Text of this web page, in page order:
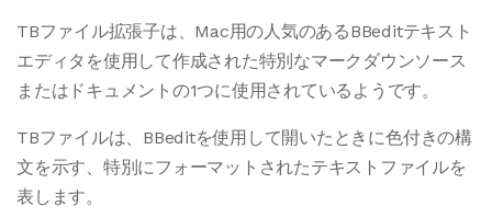
TBファイル拡張子は、Mac用の人気のあるBBeditテキスト
エディタを使用して作成された特別なマークダウンソース
またはドキュメントの1つに使用されているようです。
TBファイルは、BBeditを使用して開いたときに色付きの構
文を示す、特別にフォーマットされたテキストファイルを
表します。